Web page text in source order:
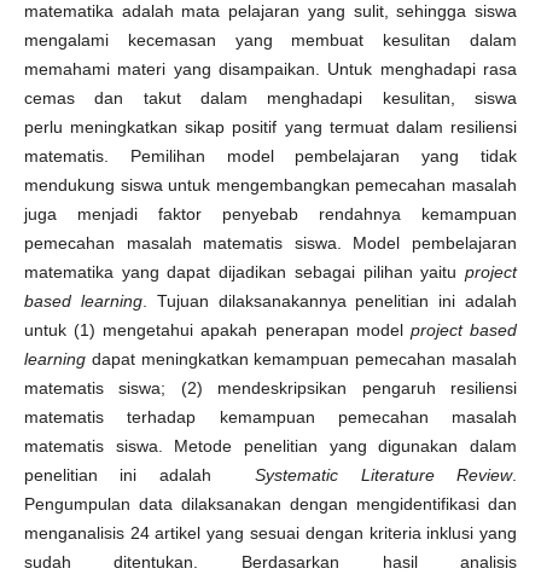
matematika adalah mata pelajaran yang sulit, sehingga siswa
mengalami kecemasan yang membuat kesulitan dalam
memahami materi yang disampaikan. Untuk menghadapi rasa
cemas dan takut dalam menghadapi kesulitan, siswa
perlu meningkatkan sikap positif yang termuat dalam resiliensi
matematis. Pemilihan model pembelajaran yang tidak
mendukung siswa untuk mengembangkan pemecahan masalah
juga menjadi faktor penyebab rendahnya kemampuan
pemecahan masalah matematis siswa. Model pembelajaran
matematika yang dapat dijadikan sebagai pilihan yaituproject
based learning. Tujuan dilaksanakannya penelitian ini adalah
untuk (1) mengetahui apakah penerapan model project based
learning dapat meningkatkan kemampuan pemecahan masalah
matematis siswa; (2) mendeskripsikan pengaruh resiliensi
matematis terhadap kemampuan pemecahan masalah
matematis siswa. Metode penelitian yang digunakan dalam
penelitian ini adalahSystematic Literature Review.
Pengumpulan data dilaksanakan dengan mengidentifikasi dan
menganalisis 24 artikel yang sesuai dengan kriteria inklusi yang
sudah ditentukan. Berdasarkan hasil analisis